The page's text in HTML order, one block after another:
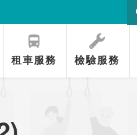
租車服務 檢驗服務